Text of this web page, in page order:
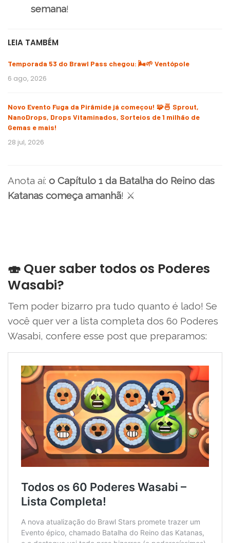
semana!
LEIA TAMBÉM
Temporada 53 do Brawl Pass chegou: 🌬️🌱 Ventópole
6 ago, 2026
Novo Evento Fuga da Pirâmide já começou! 🧩🍜 Sprout,
NanoDrops, Drops Vitaminados, Sorteios de 1 milhão de
Gemas e mais!
28 jul, 2026
Anota aí: o Capítulo 1 da Batalha do Reino das
Katanas começa amanhã! ⚔️
🍣 Quer saber todos os Poderes
Wasabi?
Tem poder bizarro pra tudo quanto é lado! Se
você quer ver a lista completa dos 60 Poderes
Wasabi, confere esse post que preparamos: